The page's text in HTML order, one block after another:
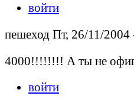
войти
пешеход Пт, 26/11/2004
4000!!!!!!!! А ты не
войти